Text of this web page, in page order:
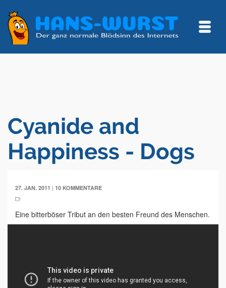
Cyanide and
Happiness - Dogs
27. JAN. 2011 | 10 KOMMENTARE
Eine bitterböser Tribut an den besten Freund des Menschen.